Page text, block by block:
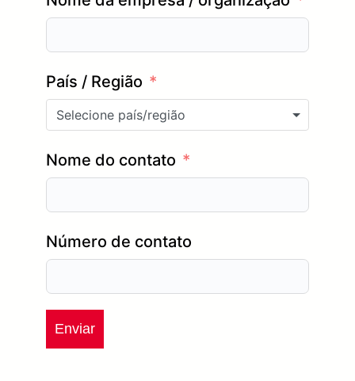
País / Região
Selecione país/região
Nome do contato
Número de contato
Enviar